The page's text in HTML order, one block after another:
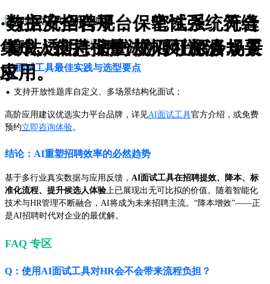
AI面试流程自动分析成效 | 图片版权：牛客平台
AI面试工具最佳实践与选型要点
· 支持开放性题库自定义、多场景结构化面试；
·算法透明，评分规则可溯源；
·数据安全合规，保密性强，符合
《个人信息保护法》及HR合规要
求；
·与主流招聘平台、笔试系统无缝
集成，支持批量/校招/社招多场景
应用。
高阶应用建议优选实力平台品牌，详见AI面试工具官方介绍，或免费
预约立即咨询体验。
结论：AI重塑招聘效率的必然趋势
基于多行业真实数据与应用反馈， AI面试工具在招聘提效、降本、标
准化流程、提升候选人体验上已展现出无可比拟的价值。随着智能化
技术与HR管理不断融合，AI将成为未来招聘主流。“降本增效”——正
是AI招聘时代对企业的最优解。
FAQ 专区
Q：使用AI面试工具对HR会不会带来流程负担？